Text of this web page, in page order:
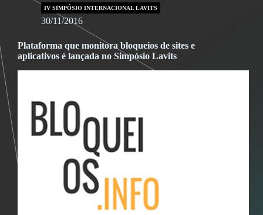
IV SIMPÓSIO INTERNACIONAL LAVITS
30/11/2016
Plataforma que monitora bloqueios de sites e
aplicativos é lançada no Simpósio Lavits